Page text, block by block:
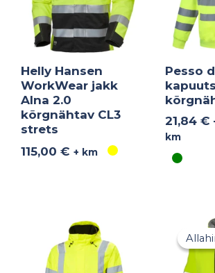
Helly Hansen
WorkWear jakk
Alna 2.0
kõrgnähtav CL3
strets
115,00€ + km
Pesso
21,84 €
km